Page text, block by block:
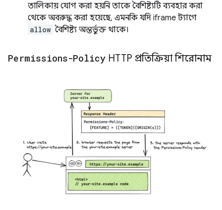
তালিকায় যোগ করা হয়নি তাকে বৈশিষ্ট্যটি ব্যবহার করা
থেকে অবরুদ্ধ করা হয়েছে, এমনকি যদি iframe ট্যাগে
allow বৈশিষ্ট্য অন্তর্ভুক্ত থাকে।
Permissions-Policy HTTP প্রতিক্রিয়া শিরোনাম